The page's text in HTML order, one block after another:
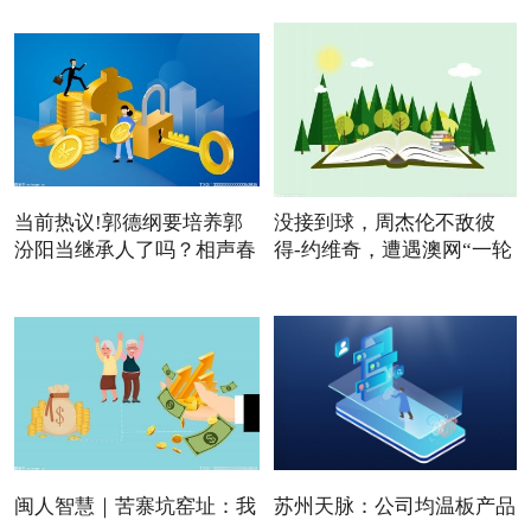
当前热议!郭德纲要培养郭
汾阳当继承人了吗？相声春
没接到球，周杰伦不敌彼
得-约维奇，遭遇澳网“一轮
闽人智慧｜苦寨坑窑址：我
苏州天脉：公司均温板产品